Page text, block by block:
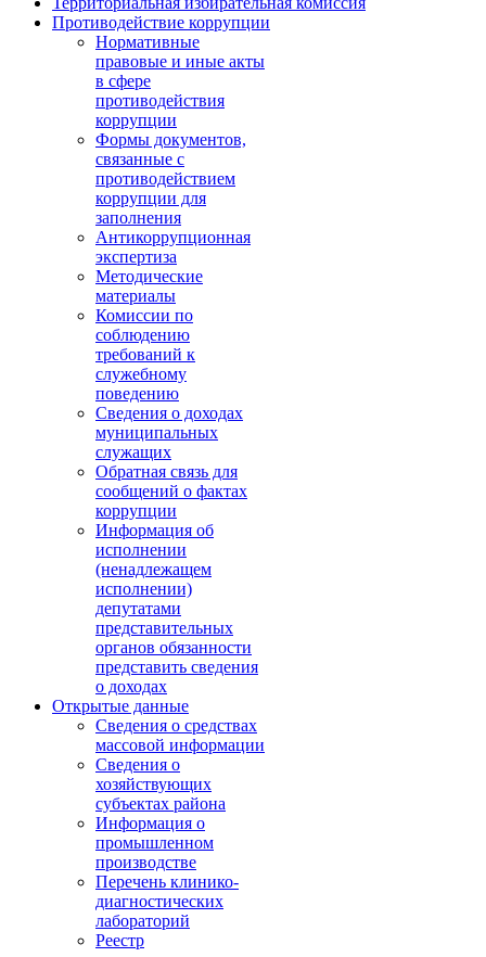
Противодействие коррупции
Нормативные
правовые и иные акты
в сфере
противодействия
коррупции
Формы документов,
связанные с
противодействием
коррупции для
заполнения
Антикоррупционная
экспертиза
Методические
материалы
Комиссии по
соблюдению
требований к
служебному
поведению
Сведения о доходах
муниципальных
служащих
Обратная связь для
сообщений о фактах
коррупции
Информация об
исполнении
(ненадлежащем
исполнении)
депутатами
представительных
органов обязанности
представить сведения
о доходах
Открытые данные
Сведения о средствах
массовой информации
Сведения о
хозяйствующих
субъектах района
Информация о
промышленном
производстве
Перечень клинико-
диагностических
лабораторий
Реестр